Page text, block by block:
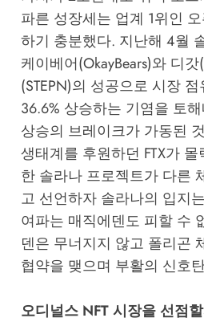
파른 성장세는 업계 1위인
하기 충분했다. 지난해 4월
케이베어(OkayBears)와 디
(STEPN)의 성공으로 시장
36.6% 상승하는 기염을 토
상승의 브레이크가 가동된
생태계를 후원하던 FTX가
한 솔라나 프로젝트가 다른
고 선언하자 솔라나의 입지
여파는 매직에덴도 피할 수
덴은 무너지지 않고 폴리곤
협약을 맺으며 부활의 신호
오디널스 NFT 시장을 선점